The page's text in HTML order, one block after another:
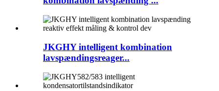
JKGHY intelligent kombination
lavspændingsreager...